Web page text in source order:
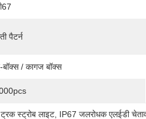
पैटर्न
/ कागज बॉक्स
स्ट्रोब लाइट IP67 जलरोधक एलईडी